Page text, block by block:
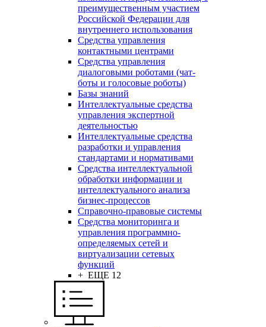
преимущественным участием
Российской Федерации для
внутреннего использования
Средства управления
контактными центрами
Средства управления
диалоговыми роботами (чат-
боты и голосовые роботы)
Базы знаний
Интеллектуальные средства
управления экспертной
деятельностью
Интеллектуальные средства
разработки и управления
стандартами и нормативами
Средства интеллектуальной
обработки информации и
интеллектуального анализа
бизнес-процессов
Справочно-правовые системы
Средства мониторинга и
управления программно-
определяемых сетей и
виртуализации сетевых
функций
+ ЕЩЕ 12